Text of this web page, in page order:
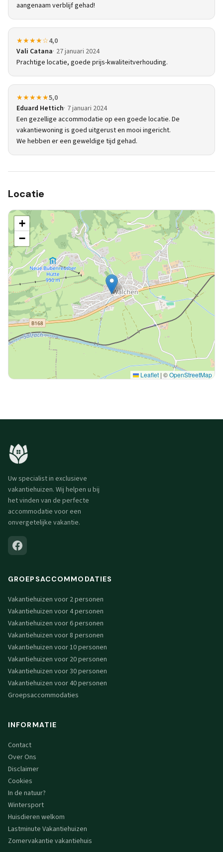
aangenaam verblijf gehad!
★★★★☆4,0
Vali Catana 27 januari 2024
Prachtige locatie, goede prijs-kwaliteitverhouding.
★★★★★5,0
Eduard Hettich 7 januari 2024
Een gezellige accommodatie op een goede locatie. De
vakantiewoning is goed uitgerust en mooi ingericht.
We hebben er een geweldige tijd gehad.
Locatie
+
−
Leaflet | ©OpenStreetMap
Uw specialist in exclusieve
vakantiehuizen. Wij helpen u bij
het vinden van de perfecte
accommodatie voor een
onvergetelijke vakantie.
GROEPSACCOMMODATIES
Vakantiehuizen voor 2 personen
Vakantiehuizen voor 4 personen
Vakantiehuizen voor 6 personen
Vakantiehuizen voor 8 personen
Vakantiehuizen voor 10 personen
Vakantiehuizen voor 20 personen
Vakantiehuizen voor 30 personen
Vakantiehuizen voor 40 personen
Groepsaccommodaties
INFORMATIE
Contact
Over Ons
Disclaimer
Cookies
In de natuur?
Wintersport
Huisdieren welkom
Lastminute Vakantiehuizen
Zomervakantie vakantiehuis